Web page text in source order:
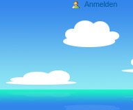
Anmelden